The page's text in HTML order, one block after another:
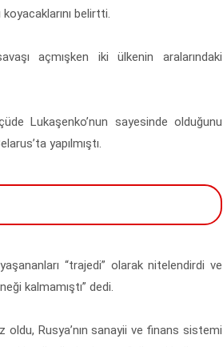
belirtti.
açmışken iki ülkenin aralarındaki
Lukaşenko’nun sayesinde olduğunu
yapılmıştı.
“trajedi” olarak nitelendirdi ve
kalmamıştı” dedi.
oldu, Rusya’nın sanayii ve finans sistemi